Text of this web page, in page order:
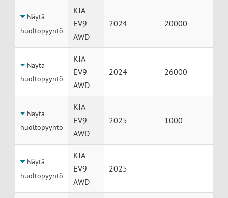
Auto
Näytä
huoltopyyntö
KIA
EV9
AWD
2024 20000
Näytä
huoltopyyntö
KIA
EV9
AWD
2024 26000
Näytä
huoltopyyntö
KIA
EV9
AWD
2025 1000
Näytä
huoltopyyntö
KIA
EV9
AWD
2025